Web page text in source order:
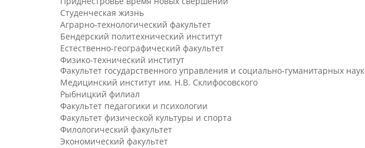
Студенческая жизнь
Аграрно-технологический факультет
Бендерский политехнический институт
Естественно-географический факультет
Физико-технический институт
Факультет государственного управления и социально-гуманитарных наук
Медицинский институт им. Н.В. Склифосовского
Рыбницкий филиал
Факультет педагогики и психологии
Факультет физической культуры и спорта
Филологический факультет
Экономический факультет